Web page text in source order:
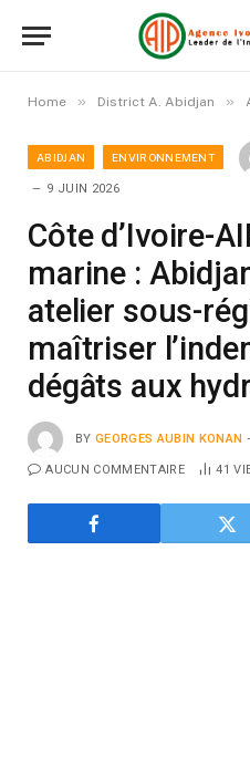
Home » District A. Abidjan »
ABIDJAN ENVIRONNEMENT
9 JUIN 2026
Côte d’Ivoire-
marine :
atelier sous-
maîtriser
dégâts aux
BY GEORGES AUBIN KONAN
AUCUN COMMENTAIRE 41